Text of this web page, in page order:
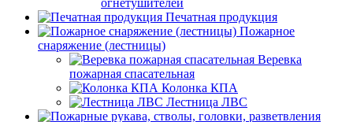
Печатная продукция
Пожарное
снаряжение (лестницы)
Веревка
пожарная спасательная
Колонка КПА
Лестница ЛВС